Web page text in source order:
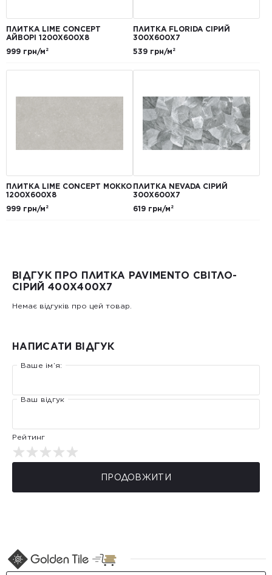
ПЛИТКА LIME CONCEPT
АЙВОРІ 1200Х600Х8
999 грн/м²
ПЛИТКА FLORIDA СІРИЙ
300Х600Х7
539 грн/м²
ПЛИТКА LIME CONCEPT МОККО
1200Х600Х8
999 грн/м²
ПЛИТКА NEVADA СІРИЙ
300Х600Х7
619 грн/м²
ВІДГУК ПРО ПЛИТКА PAVIMENTO СВІТЛО-
СІРИЙ 400Х400Х7
Немає відгуків про цей товар.
НАПИСАТИ ВІДГУК
Ваше ім’я:
Ваш відгук
Рейтинг
ПРОДОВЖИТИ